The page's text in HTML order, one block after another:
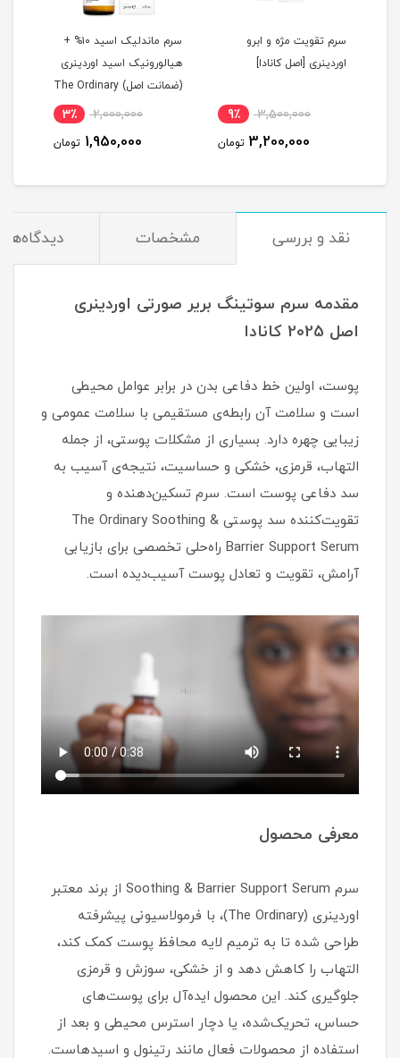
سرم تقویت مژه و ابرو
اوردینری [اصل کانادا]
3,500,000 9٪
3,200,000 تومان
سرم ماندلیک اسید ۱۰% +
هیالورونیک اسید اوردینری
(ضمانت اصل) The Ordinary
2,000,000 3٪
1,950,000 تومان
نقد و بررسی مشخصات دیدگاه‌ها
مقدمه سرم سوتینگ بریر صورتی اوردینری
اصل 2025 کانادا
پوست، اولین خط دفاعی بدن در برابر عوامل محیطی
است و سلامت آن رابطه‌ی مستقیمی با سلامت عمومی و
زیبایی چهره دارد. بسیاری از مشکلات پوستی، از جمله
التهاب، قرمزی، خشکی و حساسیت، نتیجه‌ی آسیب به
سد دفاعی پوست است. سرم تسکین‌دهنده و
تقویت‌کننده سد پوستی The Ordinary Soothing &
Barrier Support Serum راه‌حلی تخصصی برای بازیابی
آرامش، تقویت و تعادل پوست آسیب‌دیده است.
معرفی محصول
سرم Soothing & Barrier Support Serum از برند معتبر
اوردینری (The Ordinary)، با فرمولاسیونی پیشرفته
طراحی شده تا به ترمیم لایه محافظ پوست کمک کند،
التهاب را کاهش دهد و از خشکی، سوزش و قرمزی
جلوگیری کند. این محصول ایده‌آل برای پوست‌های
حساس، تحریک‌شده، یا دچار استرس محیطی و بعد از
استفاده از محصولات فعال مانند رتینول و اسیدهاست.